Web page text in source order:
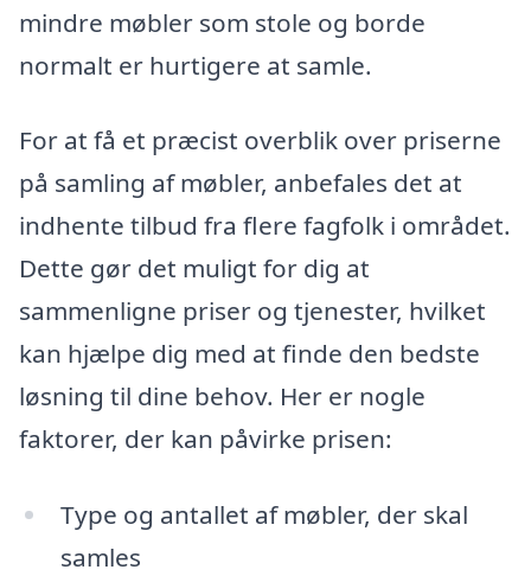
mindre møbler som stole og borde
normalt er hurtigere at samle.
For at få et præcist overblik over priserne
på samling af møbler, anbefales det at
indhente tilbud fra flere fagfolk i området.
Dette gør det muligt for dig at
sammenligne priser og tjenester, hvilket
kan hjælpe dig med at finde den bedste
løsning til dine behov. Her er nogle
faktorer, der kan påvirke prisen:
Type og antallet af møbler, der skal
samles